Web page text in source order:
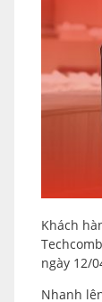
Khách
ngày 12/
Nhanh